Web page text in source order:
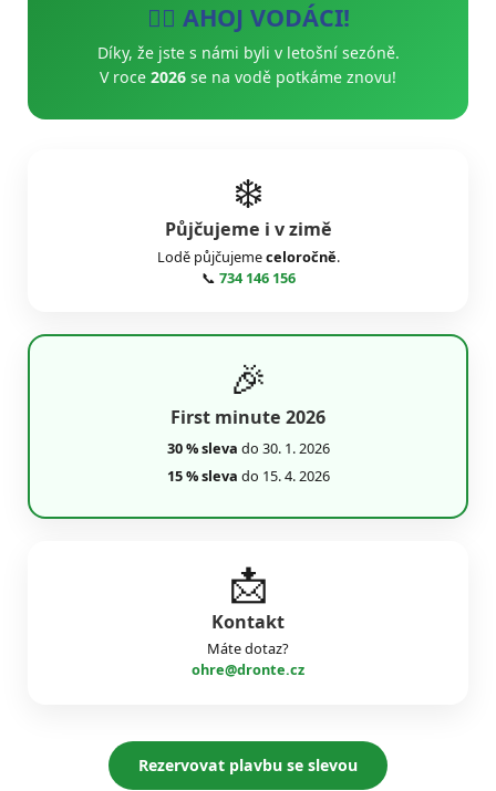
🚣‍♂️ AHOJ VODÁCI!
Díky, že jste s námi byli v letošní sezóně.
V roce 2026 se na vodě potkáme znovu!
❄️
Půjčujeme i v zimě
Lodě půjčujemeceloročně.
📞 734 146 156
🎉
First minute 2026
30 % sleva do 30. 1. 2026
15 % sleva do 15. 4. 2026
📩
Kontakt
Máte dotaz?
ohre@dronte.cz
Rezervovat plavbu se slevou